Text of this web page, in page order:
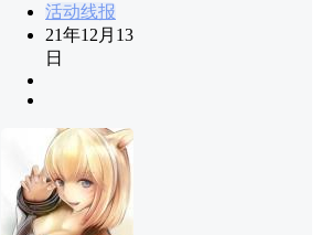
活动线报
21年12月13
日